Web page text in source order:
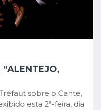
sobre o Cante,
esta 2ª-feira, dia